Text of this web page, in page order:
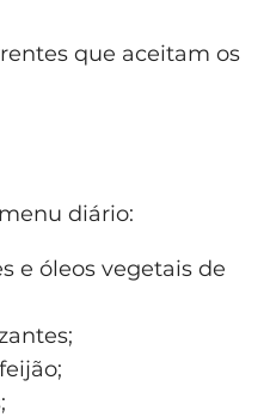
que aceitam os
diário:
e óleos vegetais de